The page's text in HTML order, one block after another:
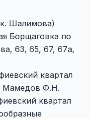
Шалимова)
Борщаговка по
63, 65, 67, 67а,
квартал
Мамедов Ф.Н.
квартал